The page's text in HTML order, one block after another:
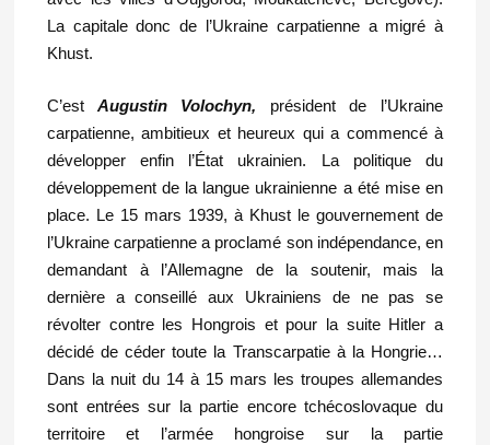
La capitale donc de l’Ukraine carpatienne a migré à
Khust.
C’estAugustin Volochyn, président de l’Ukraine
carpatienne, ambitieux et heureux qui a commencé à
développer enfin l’État ukrainien. La politique du
développement de la langue ukrainienne a été mise en
place. Le 15 mars 1939, à Khust le gouvernement de
l’Ukraine carpatienne a proclamé son indépendance, en
demandant à l’Allemagne de la soutenir, mais la
dernière a conseillé aux Ukrainiens de ne pas se
révolter contre les Hongrois et pour la suite Hitler a
décidé de céder toute la Transcarpatie à la Hongrie…
Dans la nuit du 14 à 15 mars les troupes allemandes
sont entrées sur la partie encore tchécoslovaque du
territoire et l’armée hongroise sur la partie